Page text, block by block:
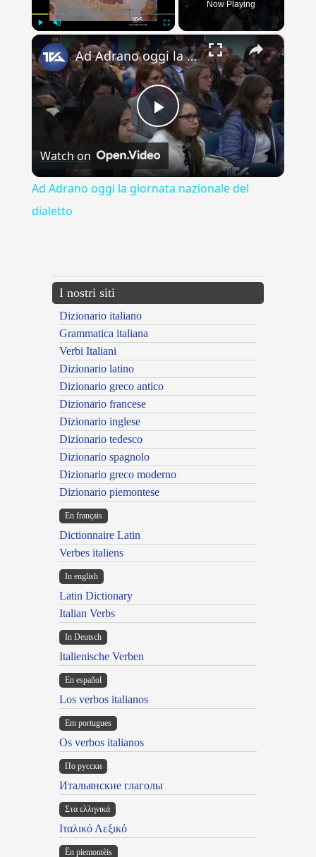
Unmute
Now Playing
×
Play
Video
Ad Adrano oggi la giornata nazionale del dialetto
Watch on
Ad Adrano oggi la giornata nazionale del
dialetto
I nostri siti
Dizionario italiano
Grammatica italiana
Verbi Italiani
Dizionario latino
Dizionario greco antico
Dizionario francese
Dizionario inglese
Dizionario tedesco
Dizionario spagnolo
Dizionario greco moderno
Dizionario piemontese
En français
Dictionnaire Latin
Verbes italiens
In english
Latin Dictionary
Italian Verbs
In Deutsch
Italienische Verben
En español
Los verbos italianos
Em portugues
Os verbos italianos
По русски
Итальянские глаголы
Στα ελληνικά
Ιταλικό Λεξικό
Ën piemontèis